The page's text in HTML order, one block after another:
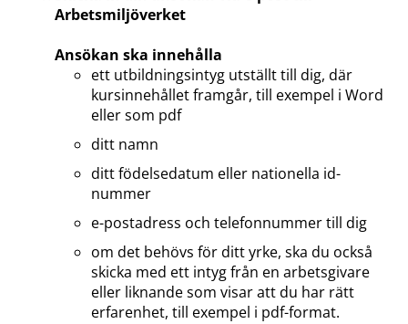
Arbetsmiljöverket
Ansökan ska innehålla
ett utbildningsintyg utställt till dig, där
kursinnehållet framgår, till exempel i Word
eller som pdf
ditt namn
ditt födelsedatum eller nationella id-
nummer
e-postadress och telefonnummer till dig
om det behövs för ditt yrke, ska du också
skicka med ett intyg från en arbetsgivare
eller liknande som visar att du har rätt
erfarenhet, till exempel i pdf-format.